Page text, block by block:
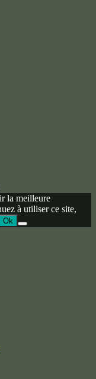
la meilleure
à utiliser ce site,
Ok